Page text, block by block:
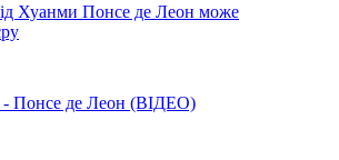
Хуанми Понсе де Леон може
- Понсе де Леон (ВІДЕО)